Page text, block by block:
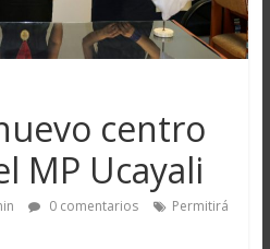
centro
MP Ucayali
0 comentarios
Permitirá